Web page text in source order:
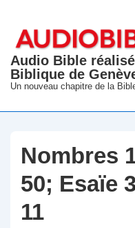
passer
contenu
principal
Audio Bible
Biblique de
Un nouveau chapitre de la
Nombres
50; Esaïe
11